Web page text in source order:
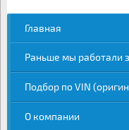
Главная
Раньше мы работали
Подбор по VIN
О компании